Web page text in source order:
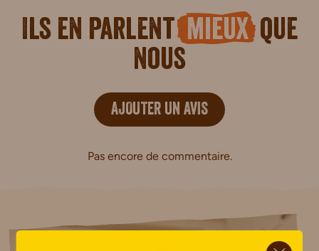
Ils en parlent mieuxque
nous
AJOUTER UN AVIS
Pas encore de commentaire.